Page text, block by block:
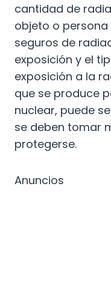
cantidad de
objeto o persona
seguros de
exposición y el
exposición a la
que se produce
nuclear, puede
se deben tomar
protegerse.
Anuncios